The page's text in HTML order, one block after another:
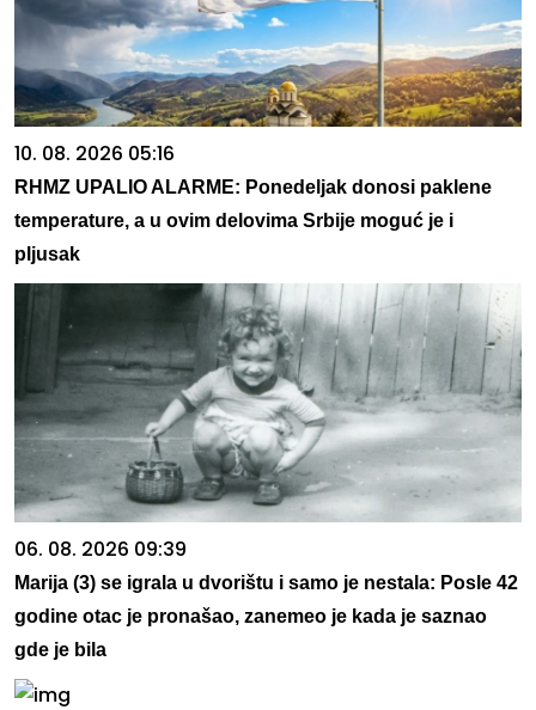
10. 08. 2026 05:16
RHMZ UPALIO ALARME: Ponedeljak donosi paklene
temperature, a u ovim delovima Srbije moguć je i
pljusak
06. 08. 2026 09:39
Marija (3) se igrala u dvorištu i samo je nestala: Posle 42
godine otac je pronašao, zanemeo je kada je saznao
gde je bila